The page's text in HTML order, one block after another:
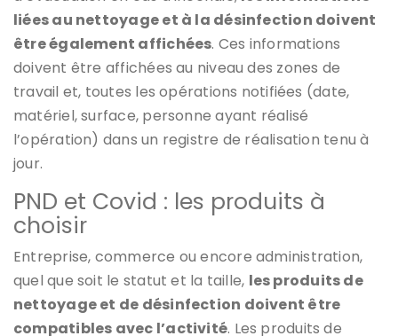
liées au nettoyage et à la désinfection doivent
être également affichées. Ces informations
doivent être affichées au niveau des zones de
travail et, toutes les opérations notifiées (date,
matériel, surface, personne ayant réalisé
l’opération) dans un registre de réalisation tenu à
jour.
PND et Covid : les produits à
choisir
Entreprise, commerce ou encore administration,
quel que soit le statut et la taille, les produits de
nettoyage et de désinfection doivent être
compatibles avec l’activité. Les produits de